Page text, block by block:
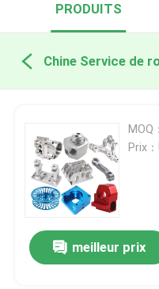
PRODUITS
MOQ
Prix
meilleur prix